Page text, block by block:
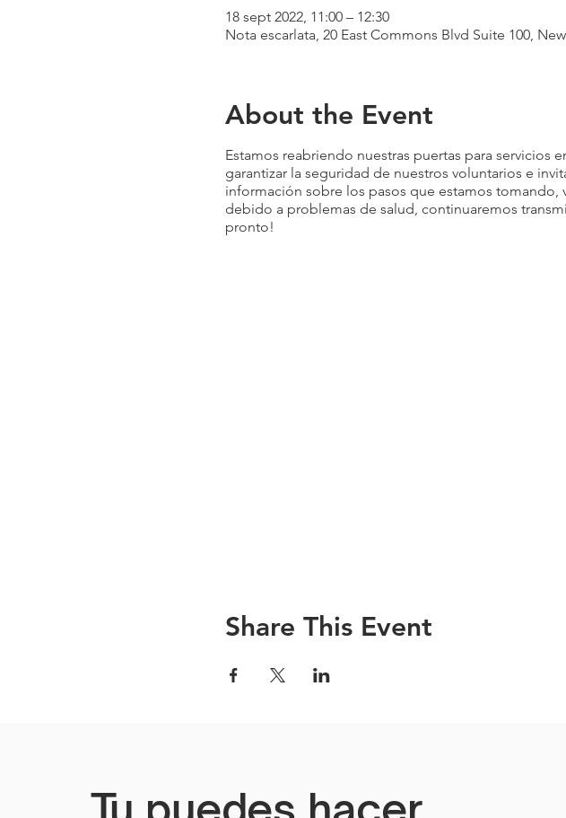
18 sept 2022, 11:00 – 12:30
Nota escarlata, 20 East Commons Blvd Suite 100,
About the Event
Estamos reabriendo nuestras puertas para servicios
garantizar la seguridad de nuestros voluntarios e
información sobre los pasos que estamos tomando,
debido a problemas de salud, continuaremos
pronto!
Share This Event